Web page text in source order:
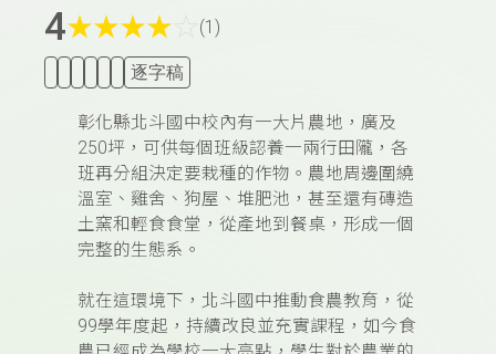
4★★★★ (1)
逐字稿
彰化縣北斗國中校內有一大片農地，廣及
250坪，可供每個班級認養一兩行田隴，各
班再分組決定要栽種的作物。農地周邊圍繞
溫室、雞舍、狗屋、堆肥池，甚至還有磚造
土窯和輕食食堂，從產地到餐桌，形成一個
完整的生態系。
就在這環境下，北斗國中推動食農教育，從
99學年度起，持續改良並充實課程，如今食